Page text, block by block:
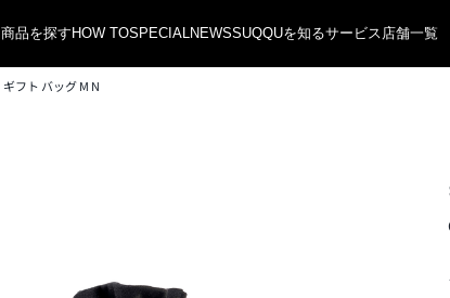
商品を探す HOW TOSPECIALNEWSSUQQUを知るサービス店舗一覧
ギフト バッグ M N